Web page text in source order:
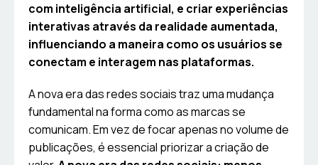
com inteligência artificial, e criar experiências
interativas através da realidade aumentada,
influenciando a maneira como os usuários se
conectam e interagem nas plataformas.
A nova era das redes sociais traz uma mudança
fundamental na forma como as marcas se
comunicam. Em vez de focar apenas no volume de
publicações, é essencial priorizar a criação de